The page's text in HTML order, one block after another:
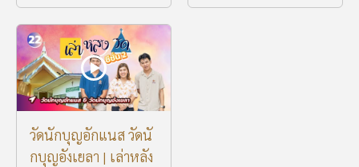
วัดนักบุญอักแนส วัดนั
กบุญอังเยลา | เล่าหลัง